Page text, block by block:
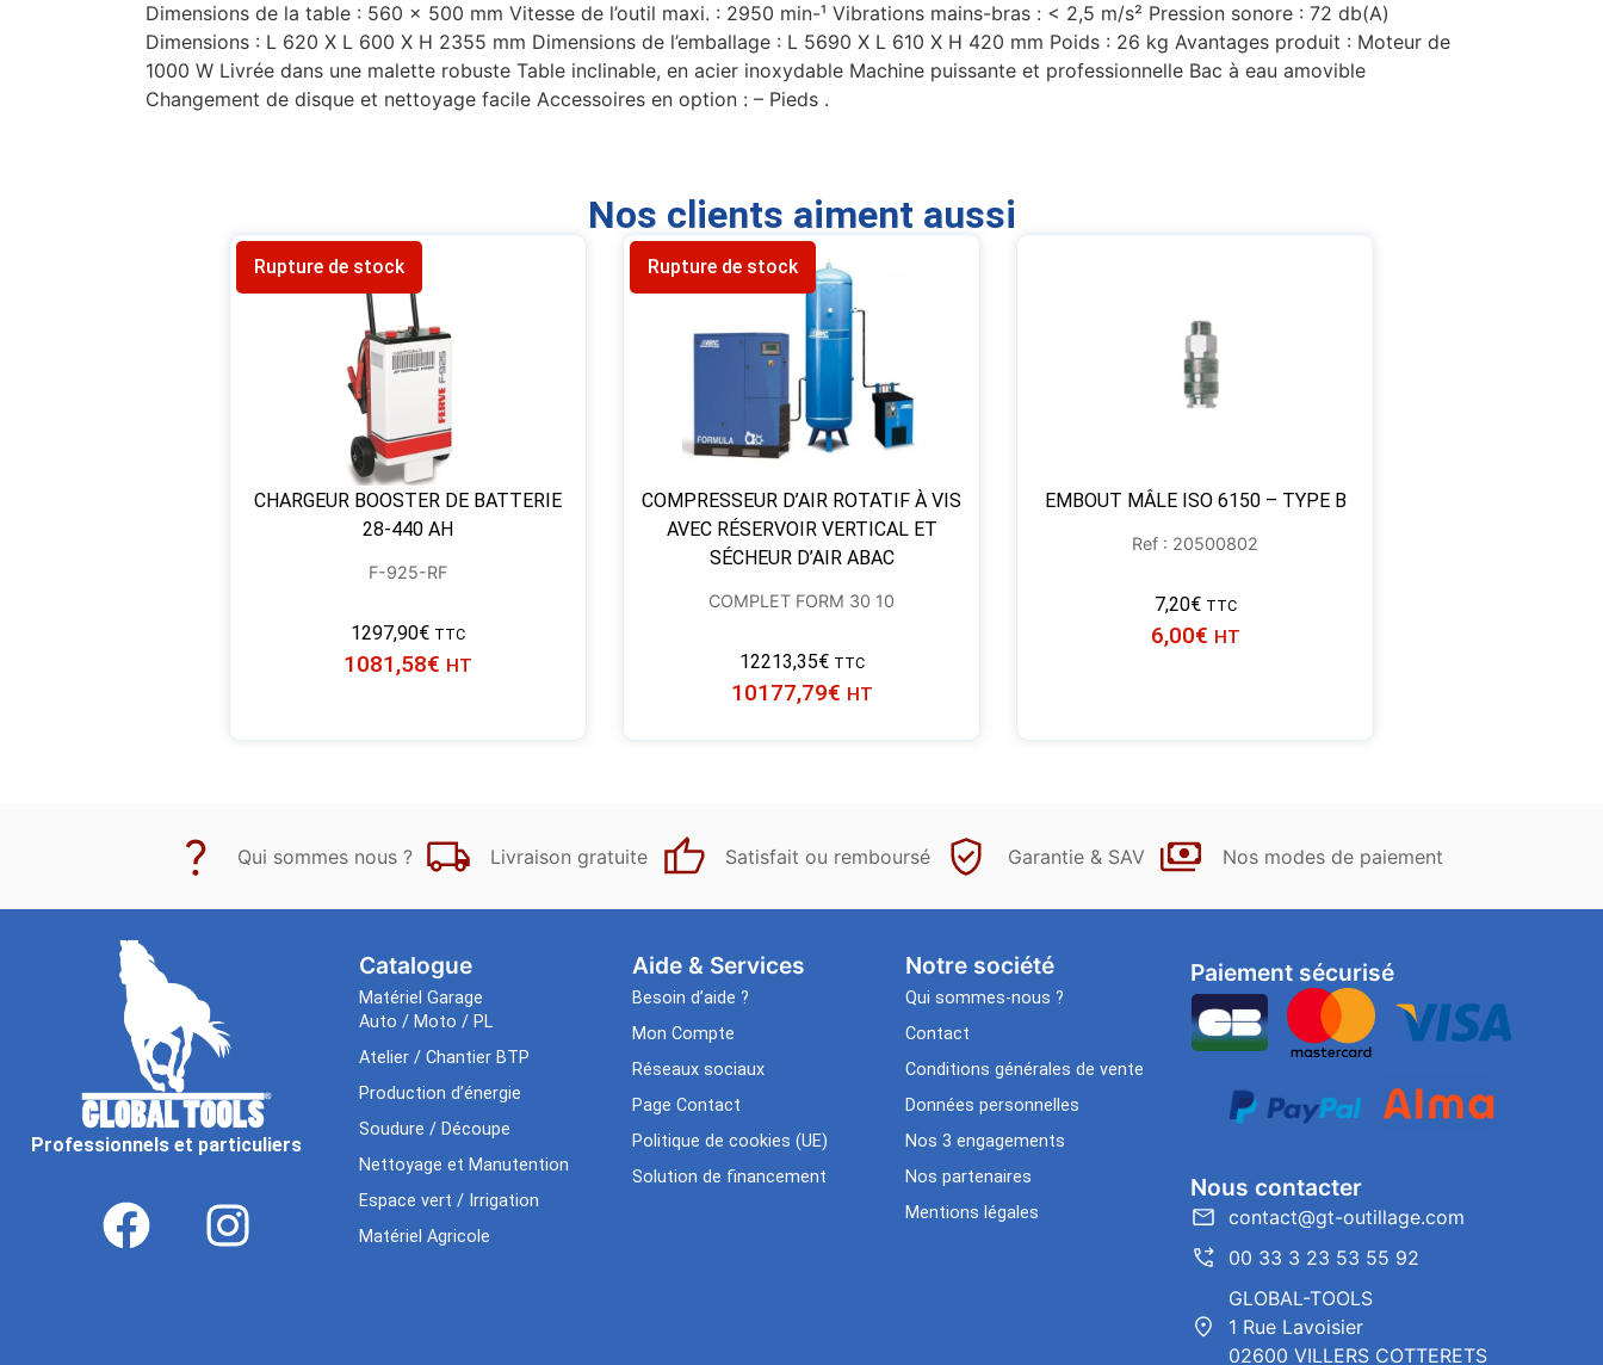
Dimensions de la table : 560 x 500 mm Vitesse de l’outil maxi. : 2950 min-¹ Vibrations mains-bras : < 2,5 m/s² Pression sonore : 72 db(A)
Dimensions : L 620 X L 600 X H 2355 mm Dimensions de l’emballage : L 5690 X L 610 X H 420 mm Poids : 26 kg Avantages produit : Moteur de
1000 W Livrée dans une malette robuste Table inclinable, en acier inoxydable Machine puissante et professionnelle Bac à eau amovible
Changement de disque et nettoyage facile Accessoires en option : – Pieds .
Nos clients aiment aussi
Rupture de stock
CHARGEUR BOOSTER DE BATTERIE
28-440 AH
F-925-RF
1297,90€ TTC
1081,58€ HT
Rupture de stock
COMPRESSEUR D’AIR ROTATIF À VIS
AVEC RÉSERVOIR VERTICAL ET
SÉCHEUR D’AIR ABAC
COMPLET FORM 30 10
12213,35€ TTC
10177,79€ HT
EMBOUT MÂLE ISO 6150 – TYPE B
Ref : 20500802
7,20€ TTC
6,00€ HT
Qui sommes nous ? Livraison gratuite Satisfait ou remboursé Garantie & SAV Nos modes de paiement
Professionnels et particuliers
Catalogue
Matériel Garage
Auto / Moto / PL
Atelier / Chantier BTP
Production d’énergie
Soudure / Découpe
Nettoyage et Manutention
Espace vert / Irrigation
Matériel Agricole
Aide & Services​
Besoin d’aide ?
Mon Compte
Réseaux sociaux
Page Contact
Politique de cookies (UE)
Solution de financement
Notre société
Qui sommes-nous ?
Contact
Conditions générales de vente
Données personnelles
Nos 3 engagements
Nos partenaires
Mentions légales
Paiement sécurisé
Nous contacter
contact@gt-outillage.com
00 33 3 23 53 55 92
GLOBAL-TOOLS
1 Rue Lavoisier
02600 VILLERS COTTERETS